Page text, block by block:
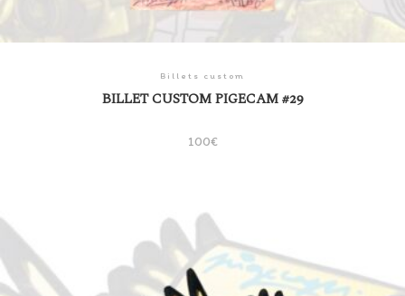
Billets custom
BILLET CUSTOM PIGECAM #29
100€